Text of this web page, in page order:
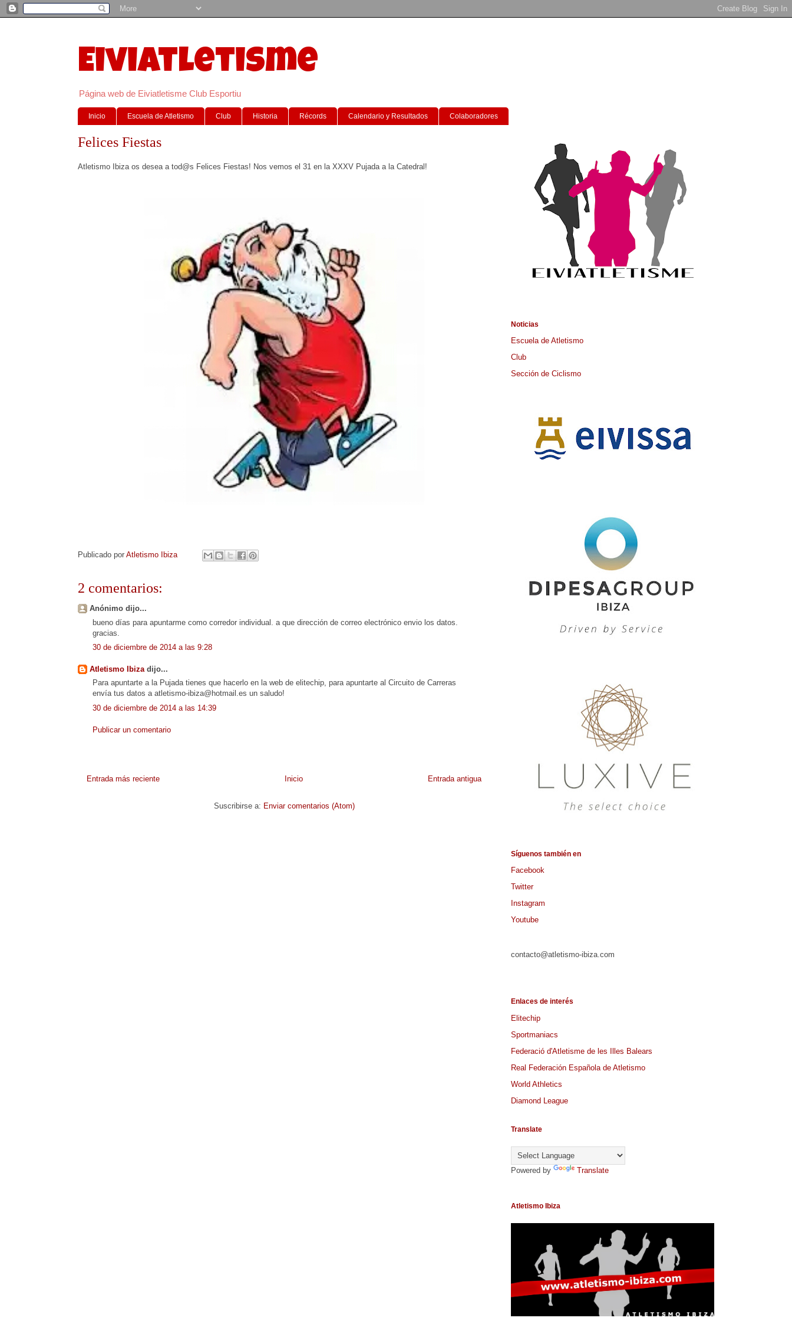
Eiviatletisme
Página web de Eiviatletisme Club Esportiu
Inicio Escuela de Atletismo Club Historia Récords Calendario y Resultados Colaboradores
Felices Fiestas
Atletismo Ibiza os desea a tod@s Felices Fiestas! Nos vemos el 31 en la XXXV Pujada a la Catedral!
Publicado por Atletismo Ibiza
2 comentarios:
Anónimo dijo...
bueno días para apuntarme como corredor individual. a que dirección de correo electrónico envio los datos.
gracias.
30 de diciembre de 2014 a las 9:28
Atletismo Ibiza dijo...
Para apuntarte a la Pujada tienes que hacerlo en la web de elitechip, para apuntarte al Circuito de Carreras
envía tus datos a atletismo-ibiza@hotmail.es un saludo!
30 de diciembre de 2014 a las 14:39
Publicar un comentario
Entrada más reciente Entrada antigua
Inicio
Suscribirse a: Enviar comentarios (Atom)
Noticias
Escuela de Atletismo
Club
Sección de Ciclismo
Síguenos también en
Facebook
Twitter
Instagram
Youtube
contacto@atletismo-ibiza.com
Enlaces de interés
Elitechip
Sportmaniacs
Federació d'Atletisme de les Illes Balears
Real Federación Española de Atletismo
World Athletics
Diamond League
Translate
Powered by Translate
Atletismo Ibiza